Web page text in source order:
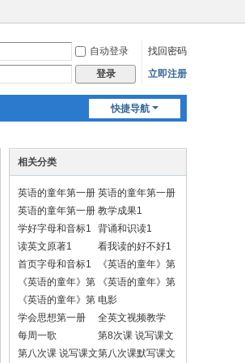
自动登录
找回密码
登录 立即注册
快捷导航
相关分类
英语的童年第一册
1
英语的童年第一册
1
英语的童年第一册
默写视频
教学成果1
学好字母和音标1
背诵和识读1
读英文原著1
看我读的好不好1
首页字母和音标1
《英语的童年》第
一册学习动作
《英语的童年》第
一册做动作背诵
《英语的童年》第
二册学习动作
《英语的童年》第
二册做动作背诵
电影
学会思想第一册
全英文视频教学
每周一歌
第8次课 说写课文
A
第八次课 说写课文第八次课默写课文